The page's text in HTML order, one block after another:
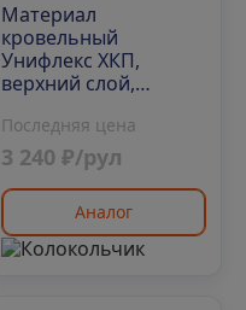
Материал
кровельный
Унифлекс ХКП,
верхний слой,
Последняя цена
3 240 ₽/рул
Аналог